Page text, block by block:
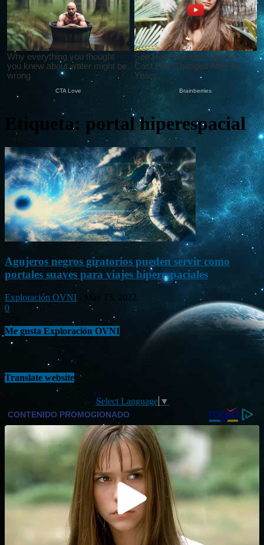
Etiqueta: portal hiperespacial
Agujeros negros giratorios pueden servir como
portales suaves para viajes hiperespaciales
Exploración OVNI
May 13, 2022
0
Me gusta Exploración OVNI
Translate website
Select Language ▼